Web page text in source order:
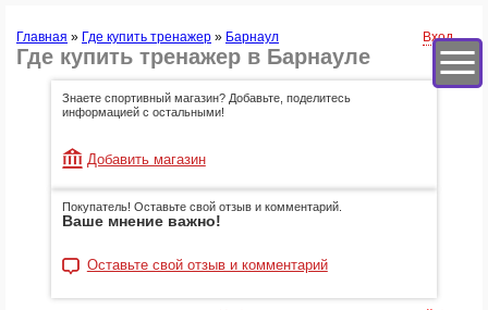
Главная » Где купить тренажер » Барнаул Вход
Где купить тренажер в Барнауле
Знаете спортивный магазин? Добавьте, поделитесь
информацией с остальными!
Добавить магазин
Покупатель! Оставьте свой отзыв и комментарий.
Ваше мнение важно!
Оставьте свой отзыв и комментарий